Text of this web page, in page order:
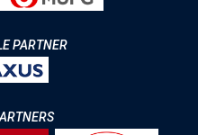
PARTNER